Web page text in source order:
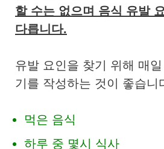
할 수는 없으며 음식 유발
다릅니다.
유발 요인을 찾기 위해 매
기를 작성하는 것이 좋습니
먹은 음식
하루 중 몇시 식사